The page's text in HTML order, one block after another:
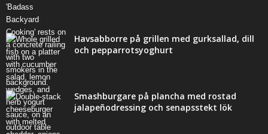
Havsabborre på grillen med gurksallad, dill
och pepparrotsyoghurt
Smashburgare på plancha med rostad
jalapeñodressing och senapsstekt lök